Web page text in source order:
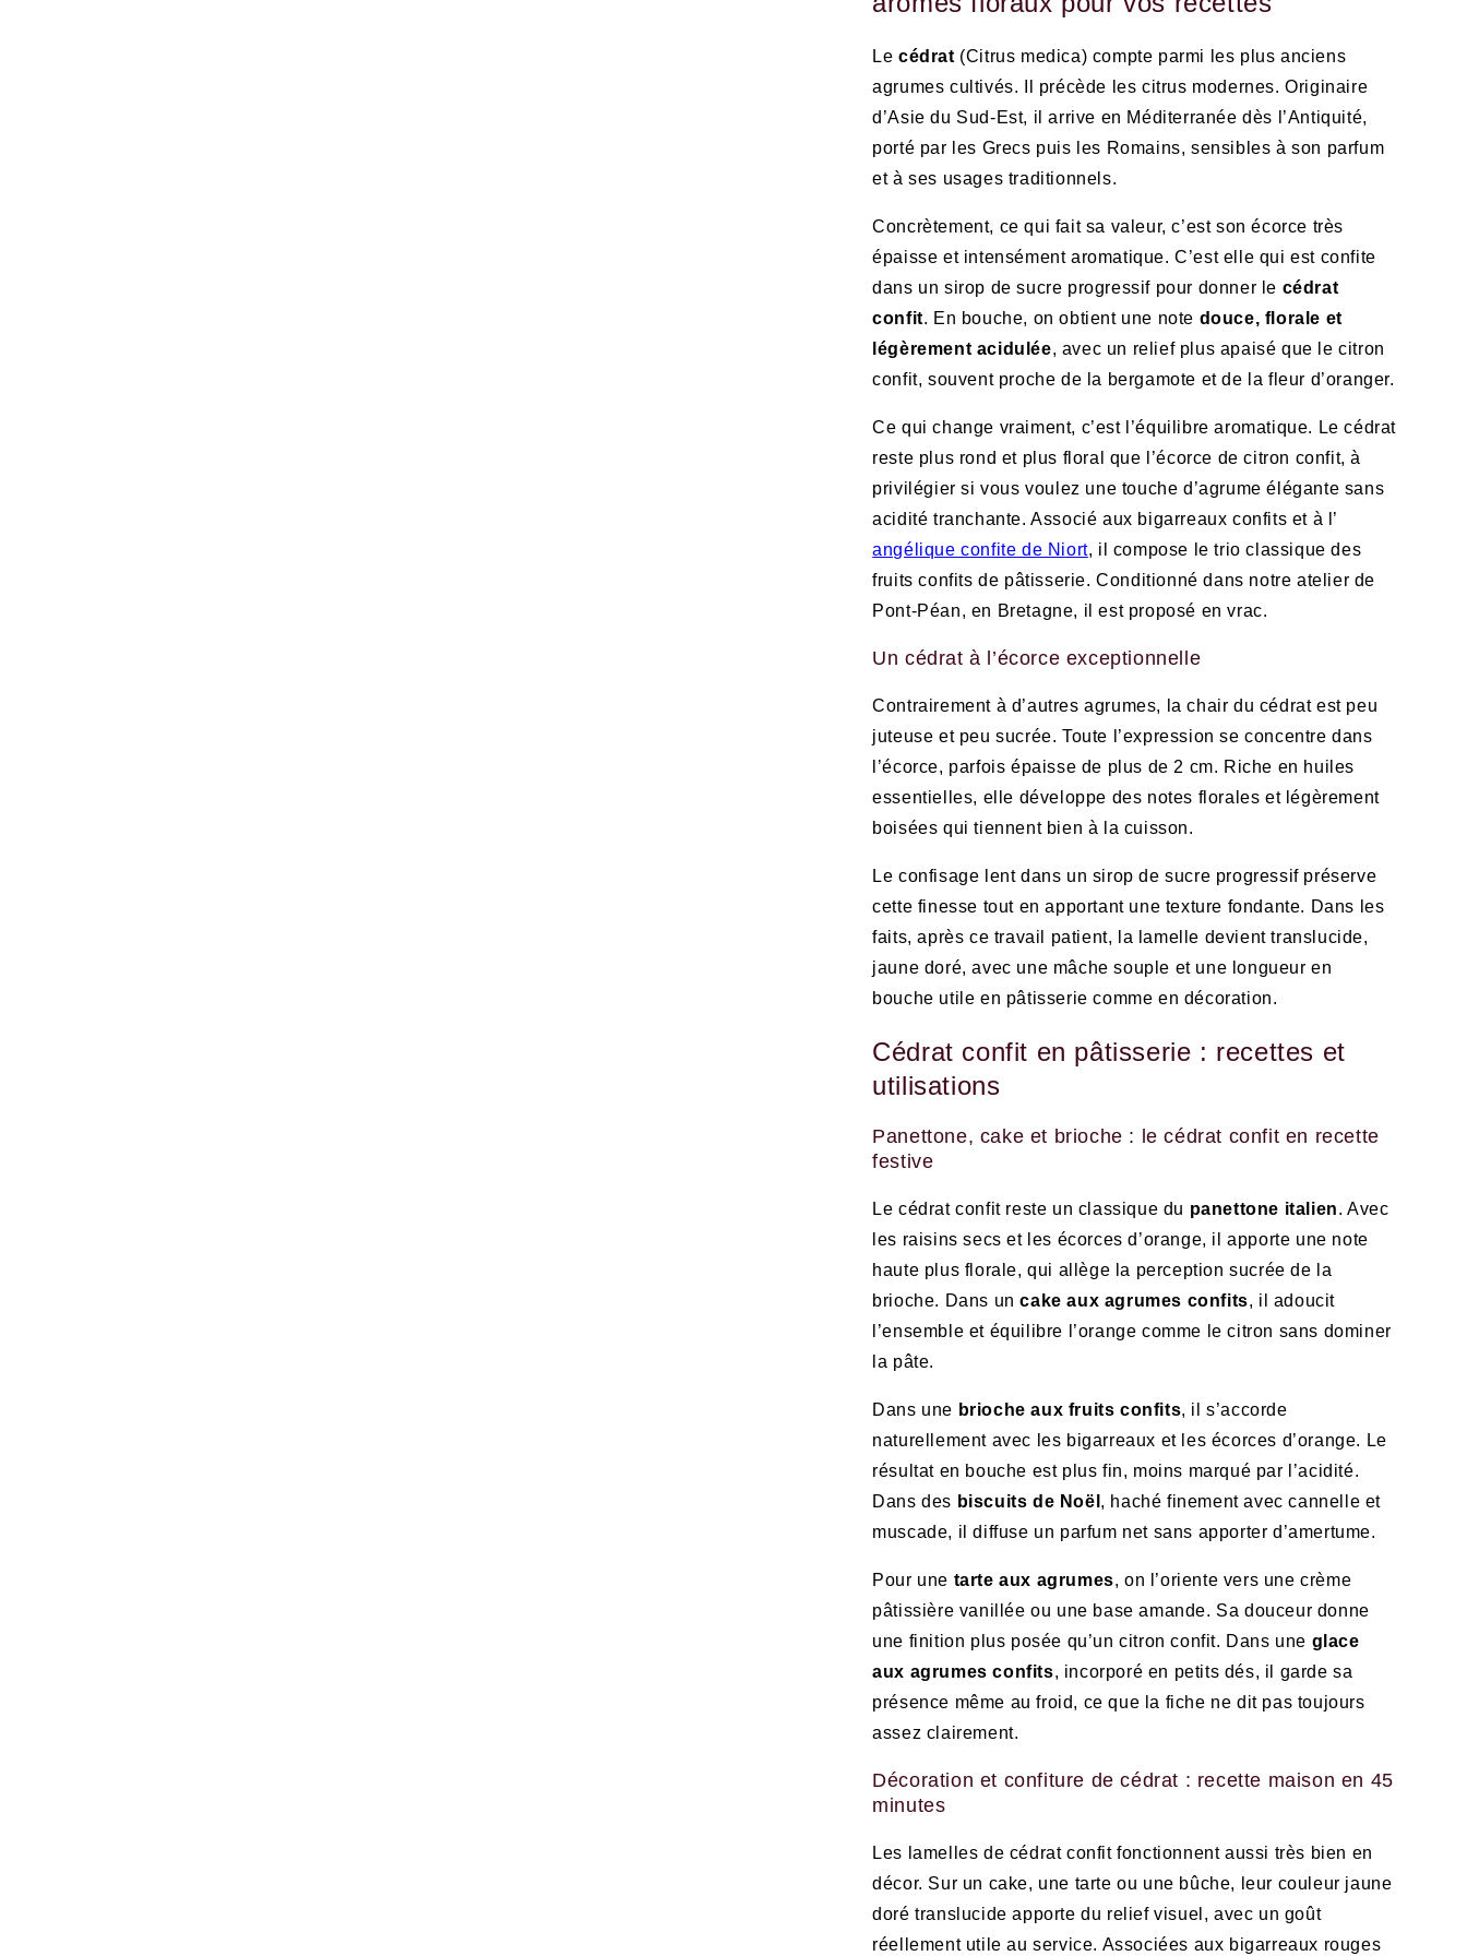
Le cédrat (Citrus medica) compte parmi les plus anciens
agrumes cultivés. Il précède les citrus modernes. Originaire
d’Asie du Sud-Est, il arrive en Méditerranée dès l’Antiquité,
porté par les Grecs puis les Romains, sensibles à son parfum
et à ses usages traditionnels.
Concrètement, ce qui fait sa valeur, c’est son écorce très
épaisse et intensément aromatique. C’est elle qui est confite
dans un sirop de sucre progressif pour donner le cédrat
confit. En bouche, on obtient une note douce, florale et
légèrement acidulée, avec un relief plus apaisé que le citron
confit, souvent proche de la bergamote et de la fleur d’oranger.
Ce qui change vraiment, c’est l’équilibre aromatique. Le cédrat
reste plus rond et plus floral que l’écorce de citron confit, à
privilégier si vous voulez une touche d’agrume élégante sans
acidité tranchante. Associé aux bigarreaux confits et à l’
angélique confite de Niort, il compose le trio classique des
fruits confits de pâtisserie. Conditionné dans notre atelier de
Pont-Péan, en Bretagne, il est proposé en vrac.
Un cédrat à l’écorce exceptionnelle
Contrairement à d’autres agrumes, la chair du cédrat est peu
juteuse et peu sucrée. Toute l’expression se concentre dans
l’écorce, parfois épaisse de plus de 2 cm. Riche en huiles
essentielles, elle développe des notes florales et légèrement
boisées qui tiennent bien à la cuisson.
Le confisage lent dans un sirop de sucre progressif préserve
cette finesse tout en apportant une texture fondante. Dans les
faits, après ce travail patient, la lamelle devient translucide,
jaune doré, avec une mâche souple et une longueur en
bouche utile en pâtisserie comme en décoration.
Cédrat confit en pâtisserie : recettes et
utilisations
Panettone, cake et brioche : le cédrat confit en recette
festive
Le cédrat confit reste un classique du panettone italien. Avec
les raisins secs et les écorces d’orange, il apporte une note
haute plus florale, qui allège la perception sucrée de la
brioche. Dans uncake aux agrumes confits, il adoucit
l’ensemble et équilibre l’orange comme le citron sans dominer
la pâte.
Dans une brioche aux fruits confits, il s’accorde
naturellement avec les bigarreaux et les écorces d’orange. Le
résultat en bouche est plus fin, moins marqué par l’acidité.
Dans des biscuits de Noël , haché finement avec cannelle et
muscade, il diffuse un parfum net sans apporter d’amertume.
Pour une tarte aux agrumes, on l’oriente vers une crème
pâtissière vanillée ou une base amande. Sa douceur donne
une finition plus posée qu’un citron confit. Dans une glace
aux agrumes confits, incorporé en petits dés, il garde sa
présence même au froid, ce que la fiche ne dit pas toujours
assez clairement.
Décoration et confiture de cédrat : recette maison en 45
minutes
Les lamelles de cédrat confit fonctionnent aussi très bien en
décor. Sur un cake, une tarte ou une bûche, leur couleur jaune
doré translucide apporte du relief visuel, avec un goût
réellement utile au service. Associées aux bigarreaux rouges